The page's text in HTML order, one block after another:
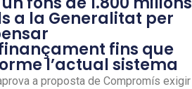
a la Generalitat per
fins que
l’actual sistema
a proposta de Compromís exigir